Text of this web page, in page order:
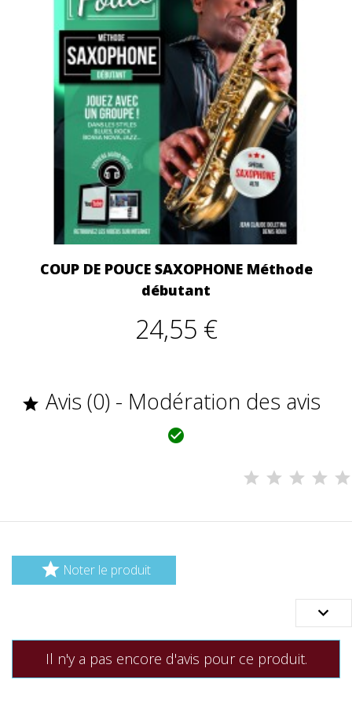
COUP DE POUCE SAXOPHONE Méthode
débutant
24,55 €
 Avis (0) - Modération des avis

 Noter le produit

Il n'y a pas encore d'avis pour ce produit.